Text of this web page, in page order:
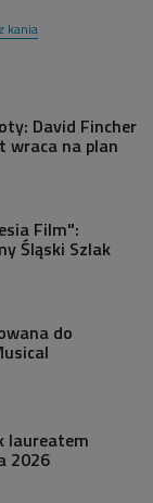
kania
David Fincher
wraca na plan
Film":
Śląski Szlak
do
laureatem
2026